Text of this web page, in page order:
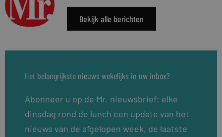
Bekijk alle berichten
Het belangrijkste nieuws wekelijks in uw inbox?
Abonneer u op de Mr. nieuwsbrief: elke
dinsdag rond de lunch een update van het
nieuws van de afgelopen week, de laatste